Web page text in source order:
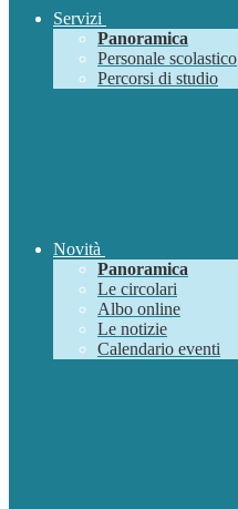
Servizi
Panoramica
Personale scolastico
Percorsi di studio
Novità
Panoramica
Le circolari
Albo online
Le notizie
Calendario eventi